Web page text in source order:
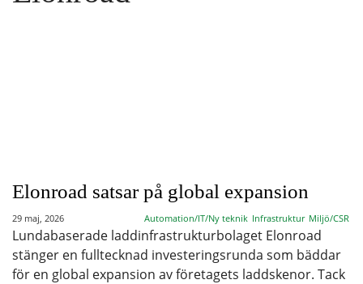
Elonroad satsar på global expansion
29 maj, 2026 Automation/IT/Ny teknik Infrastruktur Miljö/CSR
Lundabaserade laddinfrastrukturbolaget Elonroad
stänger en fulltecknad investeringsrunda som bäddar
för en global expansion av företagets laddskenor. Tack